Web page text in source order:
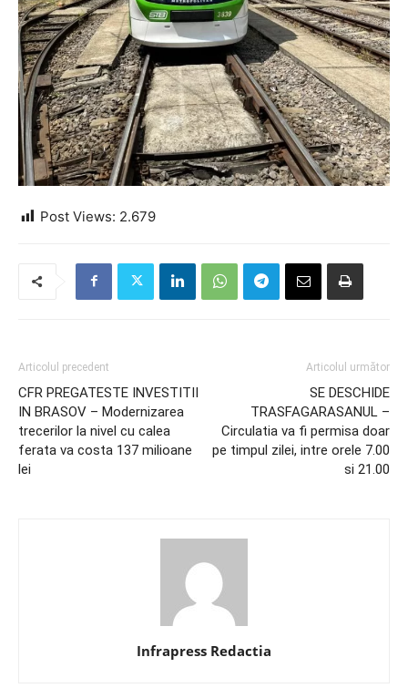
Post Views: 2.679
Articolul precedent
CFR PREGATESTE INVESTITII
IN BRASOV – Modernizarea
trecerilor la nivel cu calea
ferata va costa 137 milioane
lei
Articolul următor
SE DESCHIDE
TRASFAGARASANUL –
Circulatia va fi permisa doar
pe timpul zilei, intre orele 7.00
si 21.00
Infrapress Redactia